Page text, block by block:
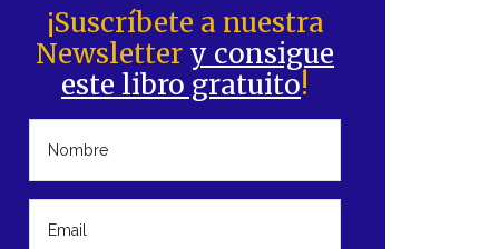
¡Suscríbete a nuestra
Newsletter y consigue
este libro gratuito!